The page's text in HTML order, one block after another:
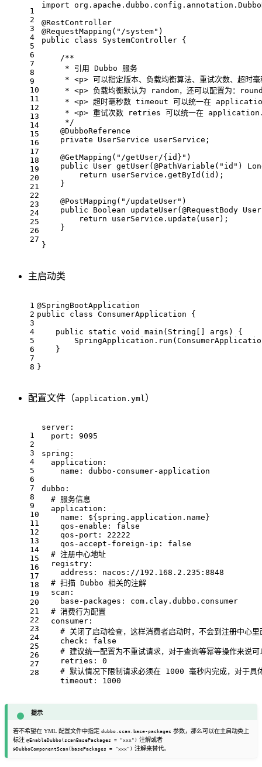
1
2
3
4
5
6
7
8
9
10
11
12
13
14
15
16
17
18
19
20
21
22
23
24
25
26
27
import
@RestController
@RequestMapping("/system")
public
class SystemController {
/**
     * 引用 Dubbo 服务
* <p> 可以指定版本、负载均衡算法、重试次数、超时毫
* <p> 负载均衡默认为 random，还可以配置为：
* <p> 超时毫秒数 timeout 可以统一在
* <p> 重试次数 retries 可以统一在
     */
@DubboReference
private UserService userService;
@GetMapping("/getUser/{id}")
public User getUser( @PathVariable("id")
return userService.getById(id);
    }
@PostMapping("/updateUser")
public Boolean updateUser( @RequestBody
return userService.update(user);
    }
}
主启动类
1
2
3
4
5
6
7
8
@SpringBootApplication
public
class ConsumerApplication
{
public
static void main (String[] args)
{
    }
}
配置文件（application.yml）
1
2
3
4
5
6
7
8
9
10
11
12
13
14
15
16
17
18
19
20
21
22
23
24
25
26
27
28
server:
port:
9095
spring:
application:
name:
dubbo-consumer-application
dubbo:
# 服务信息
application:
name:
${spring.application.name}
qos-enable:
false
qos-port:
22222
qos-accept-foreign-ip:
false
# 注册中心地址
registry:
address:
nacos://192.168.2.235:8848
# 扫描 Dubbo 相关的注解
scan:
base-packages:
com.clay.dubbo.consumer
# 消费行为配置
consumer:
# 关闭了启动检查，这样消费者启动时，不会到注册中心
check:
false
# 建议统一配置为不重试请求，对于查询等幂等操作来说
retries:
0
# 默认情况下限制请求必须在 1000 毫秒内完成，对于具
timeout:
1000
提示
若不希望在 YML 配置文件中指定dubbo.scan.base-packages 参数，那么可以在主启动类上
标注@EnableDubbo(scanBasePackages = "xxx") 注解或者
@DubboComponentScan(basePackages = "xxx") 注解来替代。